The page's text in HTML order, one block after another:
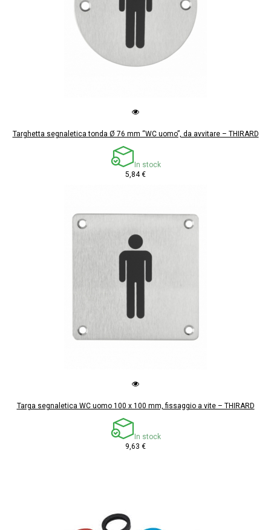
Targhetta segnaletica tonda Ø 76 mm “WC uomo”, da avvitare – THIRARD
In stock
5,84 €
Targa segnaletica WC uomo 100 x 100 mm, fissaggio a vite – THIRARD
In stock
9,63 €